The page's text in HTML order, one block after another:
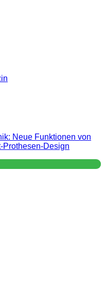
Neue Funktionen von
Prothesen-Design